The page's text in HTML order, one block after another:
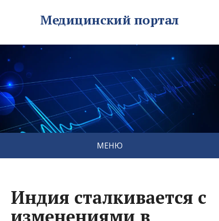
Медицинский портал
МЕНЮ
Индия сталкивается с
изменениями в